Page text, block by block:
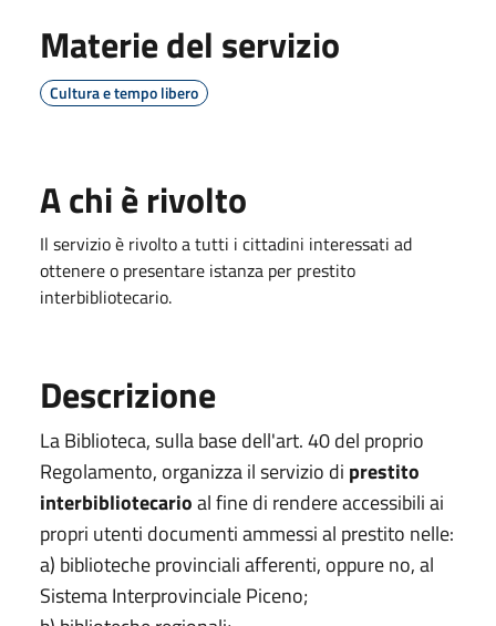
Materie del servizio
Cultura e tempo libero
A chi è rivolto
Il servizio è rivolto a tutti i cittadini interessati ad
ottenere o presentare istanza per prestito
interbibliotecario.
Descrizione
La Biblioteca, sulla base dell'art. 40 del proprio
Regolamento, organizza il servizio di prestito
interbibliotecarioal fine di rendere accessibili ai
propri utenti documenti ammessi al prestito nelle:
a) biblioteche provinciali afferenti, oppure no, al
Sistema Interprovinciale Piceno;